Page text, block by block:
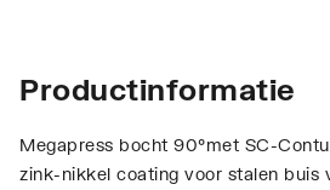
Productinformatie
Megapress bocht 90°met SC-
zink-nikkel coating voor stalen buis